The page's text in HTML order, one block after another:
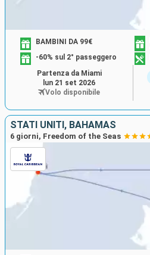
BAMBINI DA 99€
-60% sul 2° passeggero
Partenza da Miami
lun 21 set 2026
Volo disponibile
STATI UNITI, BAHAMAS
6 giorni, Freedom of the Seas